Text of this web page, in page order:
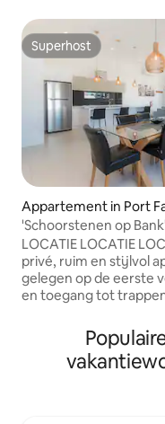
Superhost
Superhost
Appartement in Port
'Schoorstenen op
Port Fairy
LOCATIE LOCATIE
privé, ruim en stijlvol
gelegen op de eerste
en toegang tot
Loop naar alles wat
aan het strand te
prachtige stranden,